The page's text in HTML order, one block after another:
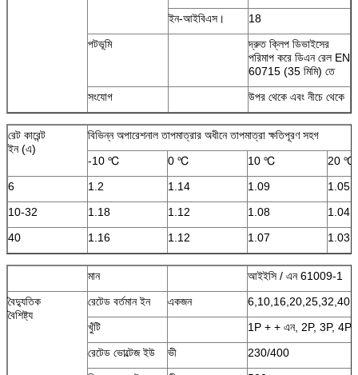
ইন-আইবিএস।
18
পটভূমি
দ্রুত ক্লিপ ডিভাইসের
পরিমাপ করে ডিএন রেল EN
60715 (35 মিমি) তে
সংযোগ
উপর থেকে এবং নীচে থেকে
রেট কারেন্ট
ইন (এ)
বিভিন্ন অপারেশনাল তাপমাত্রার অধীনে তাপমাত্রা ক্ষতিপূরণ সহগ
-10 ℃
0 ℃ 10 ℃
20 ℃
6
1.2 1.14 1.09
1.05
10-32
1.18 1.12 1.08
1.04
40
1.16 1.12 1.07 1.03
মান
আইইসি / এন 61009-1
বৈদ্যুতিক
বৈশিষ্ট্য
রেটেড বর্তমান ইন একজন
খুঁটি
1P + + এন, 2P, 3P, 4P
রেটেড ভোল্টেজ ইউ
ভী
230/400